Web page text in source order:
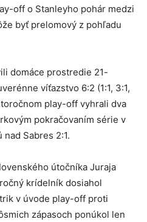
off o Stanleyho pohár medzi
byť prelomový z pohľadu
domáce prostredie 21-
víťazstvo 6:2 (1:1, 3:1,
play-off vyhrali dva
pokračovaním série v
Sabres 2:1.
útočníka Juraja
krídelník dosiahol
v úvode play-off proti
zápasoch ponúkol len